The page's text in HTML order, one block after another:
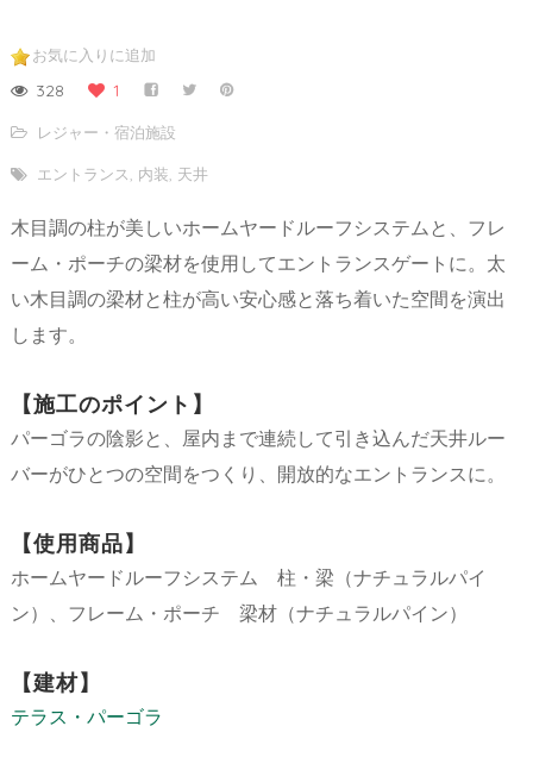
お気に入りに追加
328 1
レジャー・宿泊施設
エントランス, 内装, 天井
木目調の柱が美しいホームヤードルーフシステムと、フレ
ーム・ポーチの梁材を使用してエントランスゲートに。太
い木目調の梁材と柱が高い安心感と落ち着いた空間を演出
します。
【施工のポイント】
パーゴラの陰影と、屋内まで連続して引き込んだ天井ルー
バーがひとつの空間をつくり、開放的なエントランスに。
【使用商品】
ホームヤードルーフシステム 柱・梁（ナチュラルパイ
ン）、フレーム・ポーチ 梁材（ナチュラルパイン）
【建材】
テラス・パーゴラ